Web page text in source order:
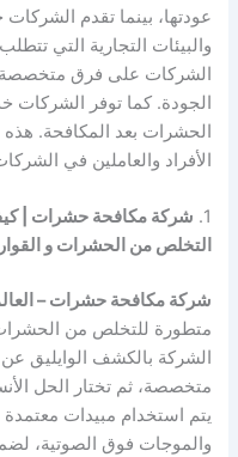
عودتها، بينما تقدم
والبيئات التجارية التي
الشركات على فرق متخصصة
الجودة. كما توفر الشركات
الحشرات بعد المكافحة.
الأفراد والعاملين في
1. شركة مكافحة حشرات | كيف
التخلص من الحشرات و
شركة مكافحة حشرات –
متطورة للتخلص من
الشركة بالكشف الوايليق عن
متخصصة، ثم تختار الحل
يتم استخدام مبيدات معتمدة
والموجات فوق الصوتية،